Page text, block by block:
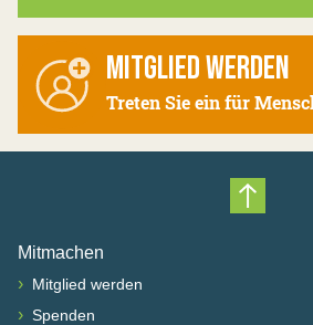
MITGLIED WERDEN
Treten Sie ein für
Nach
Mitmachen
› Mitglied werden
› Spenden